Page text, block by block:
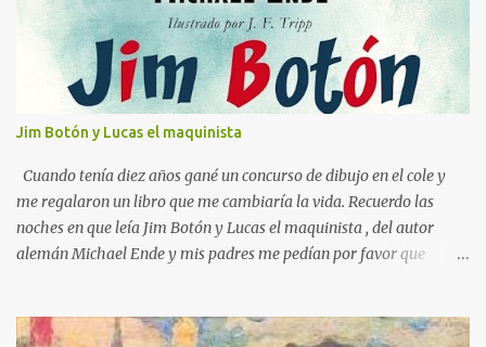
s
Jim Botón y Lucas el maquinista
Cuando tenía diez años gané un concurso de dibujo en el cole y
me regalaron un libro que me cambiaría la vida. Recuerdo las
noches en que leía Jim Botón y Lucas el maquinista , del autor
alemán Michael Ende y mis padres me pedían por favor que
Y no podía dejar a Jim Botón y su amigo Lucas a las puertas de la